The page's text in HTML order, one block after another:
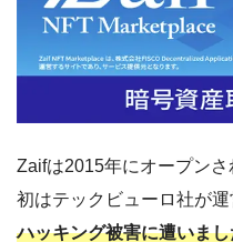
Zaifは2015年にオープン
初はテックビューロ社が運
ハッキング被害に遭いま